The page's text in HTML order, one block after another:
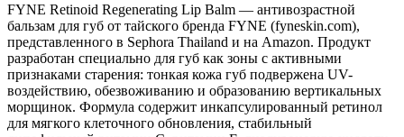
FYNE Retinoid Regenerating Lip Balm — антивозрастной
бальзам для губ от тайского бренда FYNE (fyneskin.com),
представленного в Sephora Thailand и на Amazon. Продукт
разработан специально для губ как зоны с активными
признаками старения: тонкая кожа губ подвержена UV-
воздействию, обезвоживанию и образованию вертикальных
морщинок. Формула содержит инкапсулированный ретинол
для мягкого клеточного обновления, стабильный